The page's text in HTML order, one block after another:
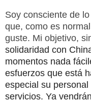
Soy consciente de
que, como es
guste. Mi objetivo,
solidaridad con
momentos nada
esfuerzos que está
especial su
servicios. Ya